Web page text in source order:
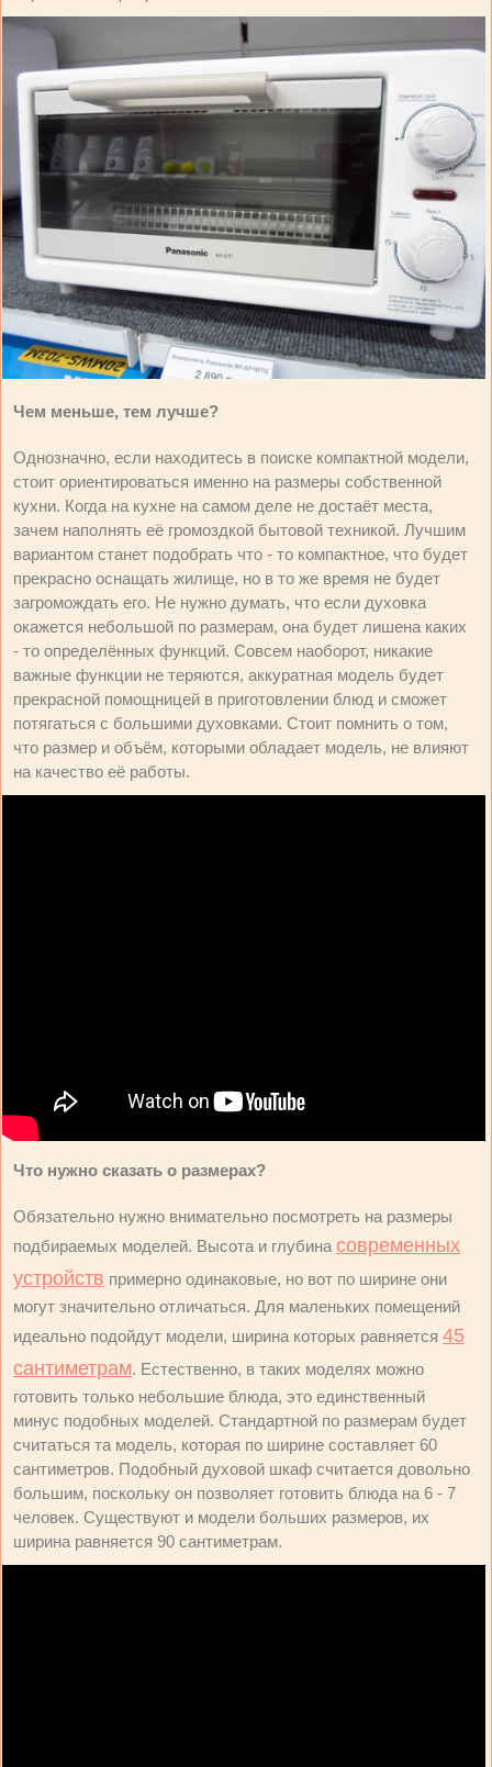
Чем меньше, тем лучше?
Однозначно, если находитесь в поиске компактной модели,
стоит ориентироваться именно на размеры собственной
кухни. Когда на кухне на самом деле не достаёт места,
зачем наполнять её громоздкой бытовой техникой. Лучшим
вариантом станет подобрать что - то компактное, что будет
прекрасно оснащать жилище, но в то же время не будет
загромождать его. Не нужно думать, что если духовка
окажется небольшой по размерам, она будет лишена каких
- то определённых функций. Совсем наоборот, никакие
важные функции не теряются, аккуратная модель будет
прекрасной помощницей в приготовлении блюд и сможет
потягаться с большими духовками. Стоит помнить о том,
что размер и объём, которыми обладает модель, не влияют
на качество её работы.
Что нужно сказать о размерах?
Обязательно нужно внимательно посмотреть на размеры
подбираемых моделей. Высота и глубина современных
устройств примерно одинаковые, но вот по ширине они
могут значительно отличаться. Для маленьких помещений
идеально подойдут модели, ширина которых равняется 45
сантиметрам. Естественно, в таких моделях можно
готовить только небольшие блюда, это единственный
минус подобных моделей. Стандартной по размерам будет
считаться та модель, которая по ширине составляет 60
сантиметров. Подобный духовой шкаф считается довольно
большим, поскольку он позволяет готовить блюда на 6 - 7
человек. Существуют и модели больших размеров, их
ширина равняется 90 сантиметрам.